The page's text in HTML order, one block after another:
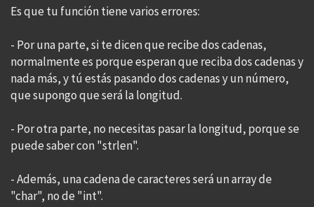
Es que tu función tiene varios errores:
- Por una parte, si te dicen que recibe dos cadenas,
normalmente es porque esperan que reciba dos cadenas y
nada más, y tú estás pasando dos cadenas y un número,
que supongo que será la longitud.
- Por otra parte, no necesitas pasar la longitud, porque se
puede saber con "strlen".
- Además, una cadena de caracteres será un array de
"char", no de "int".